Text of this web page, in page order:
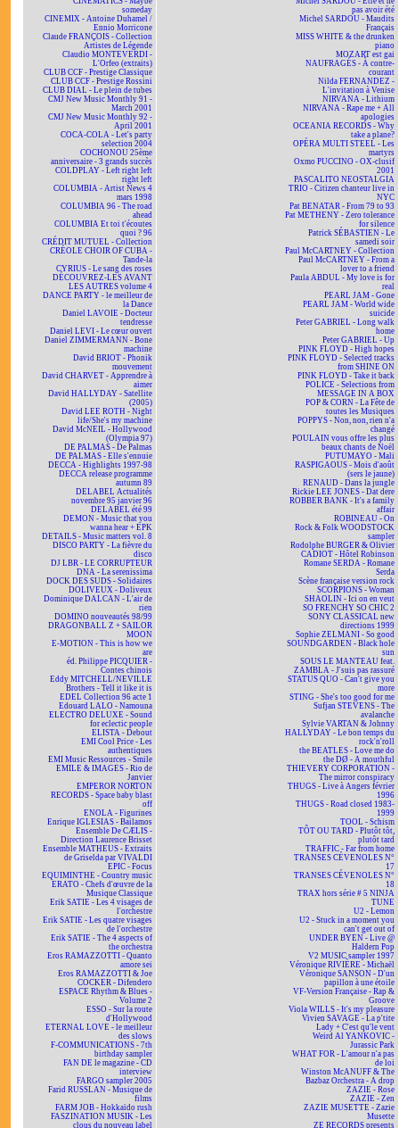
someday
CINEMIX - Antoine Duhamel /
Ennio Morricone
Claude FRANÇOIS - Collection
Artistes de Légende
Claudio MONTEVERDI -
L'Orfeo (extraits)
CLUB CCF - Prestige Classique
CLUB CCF - Prestige Rossini
CLUB DIAL - Le plein de tubes
CMJ New Music Monthly 91 -
March 2001
CMJ New Music Monthly 92 -
April 2001
COCA-COLA - Let's party
selection 2004
COCHONOU 25ème
anniversaire - 3 grands succès
COLDPLAY - Left right left
right left
COLUMBIA - Artist News 4
mars 1998
COLUMBIA 96 - The road
ahead
COLUMBIA Et toi t'écoutes
quoi ? 96
CRÉDIT MUTUEL - Collection
CRÉOLE CHOIR OF CUBA -
Tande-la
CYRIUS - Le sang des roses
DÉCOUVREZ-LES AVANT
LES AUTRES volume 4
DANCE PARTY - le meilleur de
la Dance
Daniel LAVOIE - Docteur
tendresse
Daniel LEVI - Le cœur ouvert
Daniel ZIMMERMANN - Bone
machine
David BRIOT - Phonik
mouvement
David CHARVET - Apprendre à
aimer
David HALLYDAY - Satellite
(2005)
David LEE ROTH - Night
life/She's my machine
David McNEIL - Hollywood
(Olympia 97)
DE PALMAS - De Palmas
DE PALMAS - Elle s'ennuie
DECCA - Highlights 1997-98
DECCA release programme
autumn 89
DELABEL Actualités
novembre 95 janvier 96
DELABEL été 99
DEMON - Music that you
wanna hear + EPK
DETAILS - Music matters vol. 8
DISCO PARTY - La fièvre du
disco
DJ LBR - LE CORRUPTEUR
DNA - La serenissima
DOCK DES SUDS - Solidaires
DOLIVEUX - Doliveux
Dominique DALCAN - L'air de
rien
DOMINO nouveautés 98/99
DRAGONBALL Z + SAILOR
MOON
E-MOTION - This is how we
are
éd. Philippe PICQUIER -
Contes chinois
Eddy MITCHELL/NEVILLE
Brothers - Tell it like it is
EDEL Collection 96 acte 1
Edouard LALO - Namouna
ELECTRO DELUXE - Sound
for eclectic people
ELISTA - Debout
EMI Cool Price - Les
authentiques
EMI Music Ressources - Smile
EMILE & IMAGES - Rio de
Janvier
EMPEROR NORTON
RECORDS - Space baby blast
off
ENOLA - Figurines
Enrique IGLESIAS - Bailamos
Ensemble De CÆLIS -
Direction Laurence Brisset
Ensemble MATHEUS - Extraits
de Griselda par VIVALDI
EPIC - Focus
EQUIMINTHE - Country music
ERATO - Chefs d'œuvre de la
Musique Classique
Erik SATIE - Les 4 visages de
l'orchestre
Erik SATIE - Les quatre visages
de l'orchestre
Erik SATIE - The 4 aspects of
the orchestra
Eros RAMAZZOTTI - Quanto
amore sei
Eros RAMAZZOTTI & Joe
COCKER - Difendero
ESPACE Rhythm & Blues -
Volume 2
ESSO - Sur la route
d'Hollywood
ETERNAL LOVE - le meilleur
des slows
F-COMMUNICATIONS - 7th
birthday sampler
FAN DE le magazine - CD
interview
FARGO sampler 2005
Farid RUSSLAN - Musique de
films
FARM JOB - Hokkaïdo rush
FASZINATION MUSIK - Les
clous du nouveau label
pas avoir été
Michel SARDOU - Maudits
Français
MISS WHITE & the drunken
piano
MOZART est gai
NAUFRAGÉS - À contre-
courant
Nilda FERNANDEZ -
L'invitation à Venise
NIRVANA - Lithium
NIRVANA - Rape me + All
apologies
OCEANIA RECORDS - Why
take a plane?
OPÉRA MULTI STEEL - Les
martyrs
Oxmo PUCCINO - OX-clusif
2001
PASCALITO NEOSTALGIA
TRIO - Citizen chanteur live in
NYC
Pat BENATAR - From 79 to 93
Pat METHENY - Zero tolerance
for silence
Patrick SÉBASTIEN - Le
samedi soir
Paul McCARTNEY - Collection
Paul McCARTNEY - From a
lover to a friend
Paula ABDUL - My love is for
real
PEARL JAM - Gone
PEARL JAM - World wide
suicide
Peter GABRIEL - Long walk
home
Peter GABRIEL - Up
PINK FLOYD - High hopes
PINK FLOYD - Selected tracks
from SHINE ON
PINK FLOYD - Take it back
POLICE - Selections from
MESSAGE IN A BOX
POP & CORN - La Fête de
toutes les Musiques
POPPYS - Non, non, rien n'a
changé
POULAIN vous offre les plus
beaux chants de Noël
PUTUMAYO - Mali
RASPIGAOUS - Mois d'août
(sers le jaune)
RENAUD - Dans la jungle
Rickie LEE JONES - Dat dere
ROBBER BANK - It's a family
affair
ROBINEAU - On
Rock & Folk WOODSTOCK
sampler
Rodolphe BURGER & Olivier
CADIOT - Hôtel Robinson
Romane SERDA - Romane
Serda
Scène française version rock
SCORPIONS - Woman
SHAOLIN - Ici on en veut
SO FRENCHY SO CHIC 2
SONY CLASSICAL new
directions 1999
Sophie ZELMANI - So good
SOUNDGARDEN - Black hole
sun
SOUS LE MANTEAU feat.
ZAMBLA - J'suis pas rassuré
STATUS QUO - Can't give you
more
STING - She's too good for me
Sufjan STEVENS - The
avalanche
Sylvie VARTAN & Johnny
HALLYDAY - Le bon temps du
rock'n'roll
the BEATLES - Love me do
the DØ - A mouthful
THIEVERY CORPORATION -
The mirror conspiracy
THUGS - Live à Angers février
1996
THUGS - Road closed 1983-
1999
TOOL - Schism
TÔT OU TARD - Plutôt tôt,
plutôt tard
TRAFFIC - Far from home
TRANSES CÉVENOLES N°
17
TRANSES CÉVENOLES N°
18
TRAX hors série # 5 NINJA
TUNE
U2 - Lemon
U2 - Stuck in a moment you
can't get out of
UNDER BYEN - Live @
Haldern Pop
V2 MUSIC sampler 1997
Véronique RIVIÈRE - Michaël
Véronique SANSON - D'un
papillon à une étoile
VF-Version Française - Rap &
Groove
Viola WILLS - It's my pleasure
Vivien SAVAGE - La p'tite
Lady + C'est qu'le vent
Weird Al YANKOVIC -
Jurassic Park
WHAT FOR - L'amour n'a pas
de loi
Winston McANUFF & The
Bazbaz Orchestra - A drop
ZAZIE - Rose
ZAZIE - Zen
ZAZIE MUSETTE - Zazie
Musette
ZE RECORDS presents